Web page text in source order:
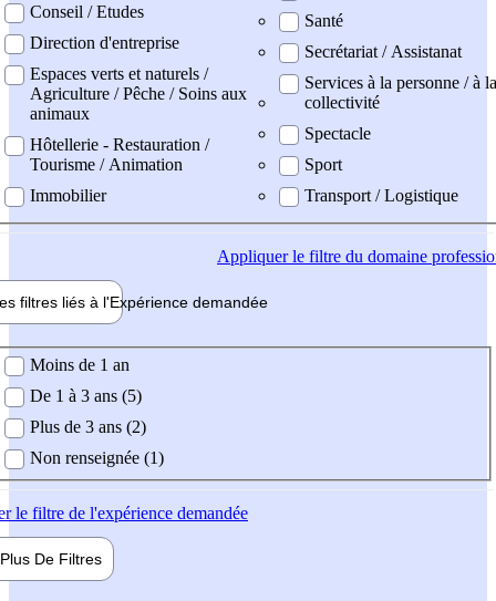
Conseil / Etudes
Direction d'entreprise
Espaces verts et naturels /
Agriculture / Pêche / Soins aux
animaux
Hôtellerie - Restauration /
Tourisme / Animation
Immobilier
Santé
Secrétariat / Assistanat
Services à la personne / à la
collectivité
Spectacle
Sport
Transport / Logistique
Appliquerle filtre du domaine
filtres liés à l'Expérience demandée
demandée
Moins de 1 an
De 1 à 3 ans (5)
Plus de 3 ans (2)
Non renseignée (1)
le filtre de l'expérience demandée
Plus De Filtres